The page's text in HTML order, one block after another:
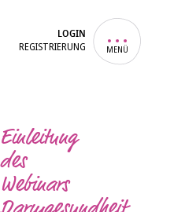
LOGIN
REGISTRIERUNG MENÜ
Einleitung
des
Webinars